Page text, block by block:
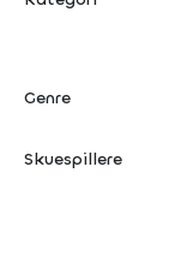
Genre
Skuespillere